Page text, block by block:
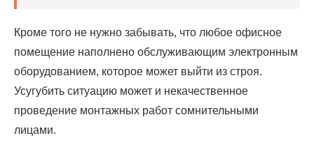
Кроме того не нужно забывать, что любое офисное
помещение наполнено обслуживающим электронным
оборудованием, которое может выйти из строя.
Усугубить ситуацию может и некачественное
проведение монтажных работ сомнительными
лицами.